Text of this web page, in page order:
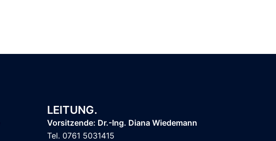
LEITUNG.
Vorsitzende: Dr.-Ing. Diana Wiedemann
Tel. 0761 5031415